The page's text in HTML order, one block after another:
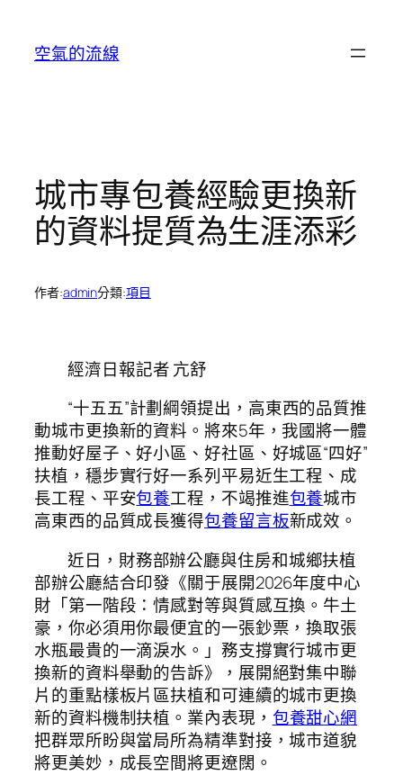
空氣的流線
城市專包養經驗更換新
的資料提質為生涯添彩
作者:admin分類:項目
經濟日報記者 亢舒
“十五五”計劃綱領提出，高東西的品質推
動城市更換新的資料。將來5年，我國將一體
推動好屋子、好小區、好社區、好城區“四好”
扶植，穩步實行好一系列平易近生工程、成
長工程、平安包養工程，不竭推進包養城市
高東西的品質成長獲得包養留言板新成效。
近日，財務部辦公廳與住房和城鄉扶植
部辦公廳結合印發《關于展開2026年度中心
財「第一階段：情感對等與質感互換。牛土
豪，你必須用你最便宜的一張鈔票，換取張
水瓶最貴的一滴淚水。」務支撐實行城市更
換新的資料舉動的告訴》，展開絕對集中聯
片的重點樣板片區扶植和可連續的城市更換
新的資料機制扶植。業內表現， 包養甜心網
把群眾所盼與當局所為精準對接，城市道貌
將更美妙，成長空間將更遼闊。